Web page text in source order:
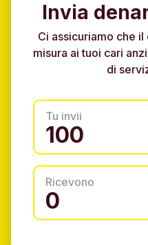
Invia
Ci assicuriamo che
misura ai tuoi cari
di
Tu invii
Ricevono